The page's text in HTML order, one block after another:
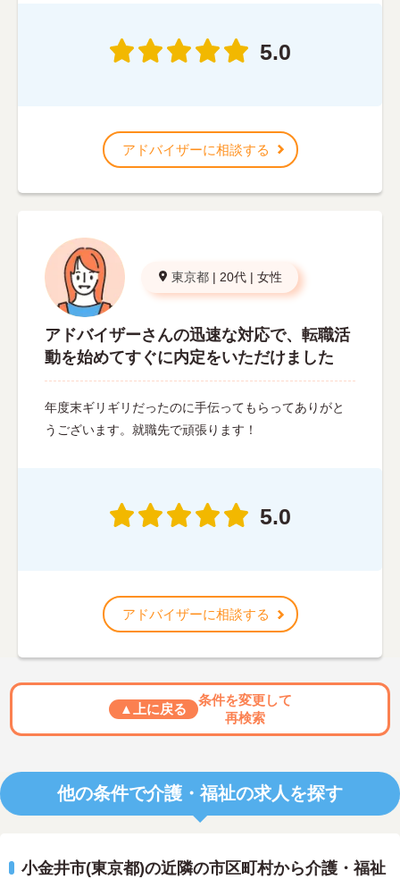
5.0
アドバイザーに相談する
東京都 | 20代 | 女性
アドバイザーさんの迅速な対応で、転職活
動を始めてすぐに内定をいただけました
年度末ギリギリだったのに手伝ってもらってありがと
うございます。就職先で頑張ります！
5.0
アドバイザーに相談する
▲上に戻る
条件を変更して
再検索
他の条件で介護・福祉の求人を探す
小金井市(東京都)の近隣の市区町村から介護・福祉